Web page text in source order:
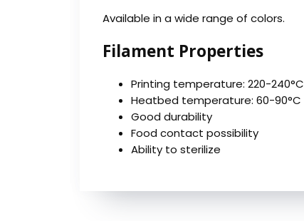
Available in a wide range of colors.
Filament Properties
Printing temperature: 220-240°C
Heatbed temperature: 60-90°C
Good durability
Food contact possibility
Ability to sterilize